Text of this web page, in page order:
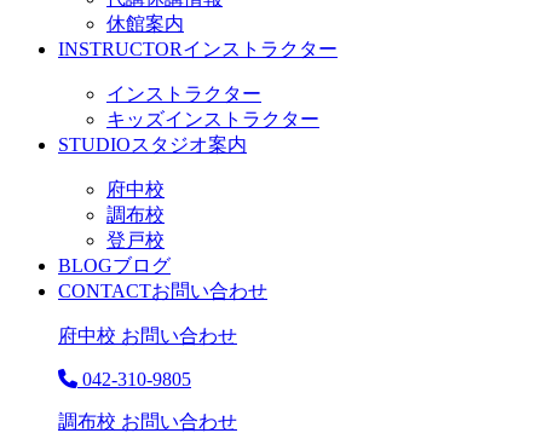
休館案内
INSTRUCTORインストラクター
インストラクター
キッズインストラクター
STUDIOスタジオ案内
府中校
調布校
登戸校
BLOGブログ
CONTACTお問い合わせ
府中校 お問い合わせ
042-310-9805
調布校 お問い合わせ